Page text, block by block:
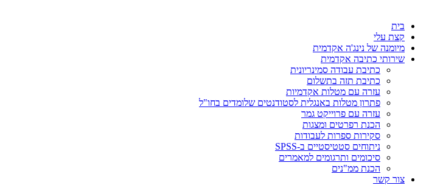
בית
קצת עלי
מיומנה של נינג'ה אקדמית
שירותי כתיבה אקדמית
כתיבת עבודה סמינריונית
כתיבת תזה בתשלום
עזרה עם מטלות אקדמיות
פתרון מטלות באנגלית לסטודנטים שלומדים בחו"ל
עזרה עם פרוייקט גמר
הכנת רפרטים ומצגות
סקירות ספרות לעבודות
ניתוחים סטטיסטיים ב-SPSS
סיכומים ותרגומים למאמרים
הכנת ממ"נים
צור קשר